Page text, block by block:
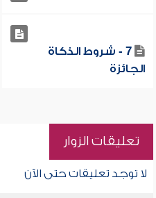
7 - شروط الذكاة
الجائزة
تعليقات الزوار
لا توجد تعليقات حتى الآن